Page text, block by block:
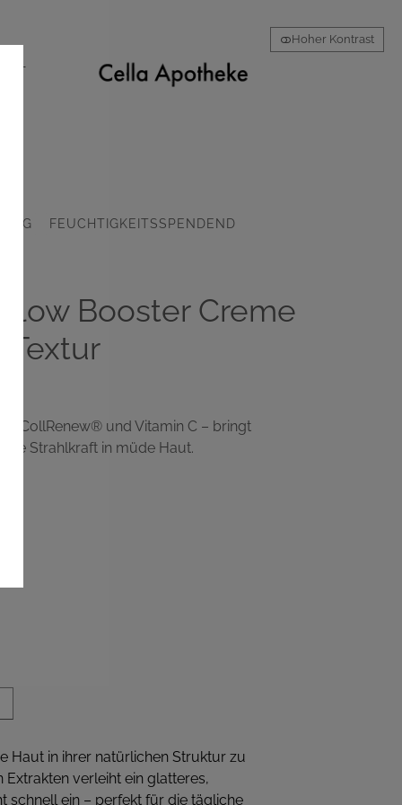
Hoher Kontrast
FEUCHTIGKEITSSPENDEND
Booster Creme
CollRenew® und Vitamin C – bringt
Strahlkraft in müde Haut.
Haut in ihrer natürlichen Struktur zu
verleiht ein glatteres,
schnell ein – perfekt für die tägliche